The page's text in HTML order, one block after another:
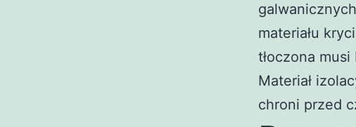
materiału
tłoczona
Materiał
chroni przed